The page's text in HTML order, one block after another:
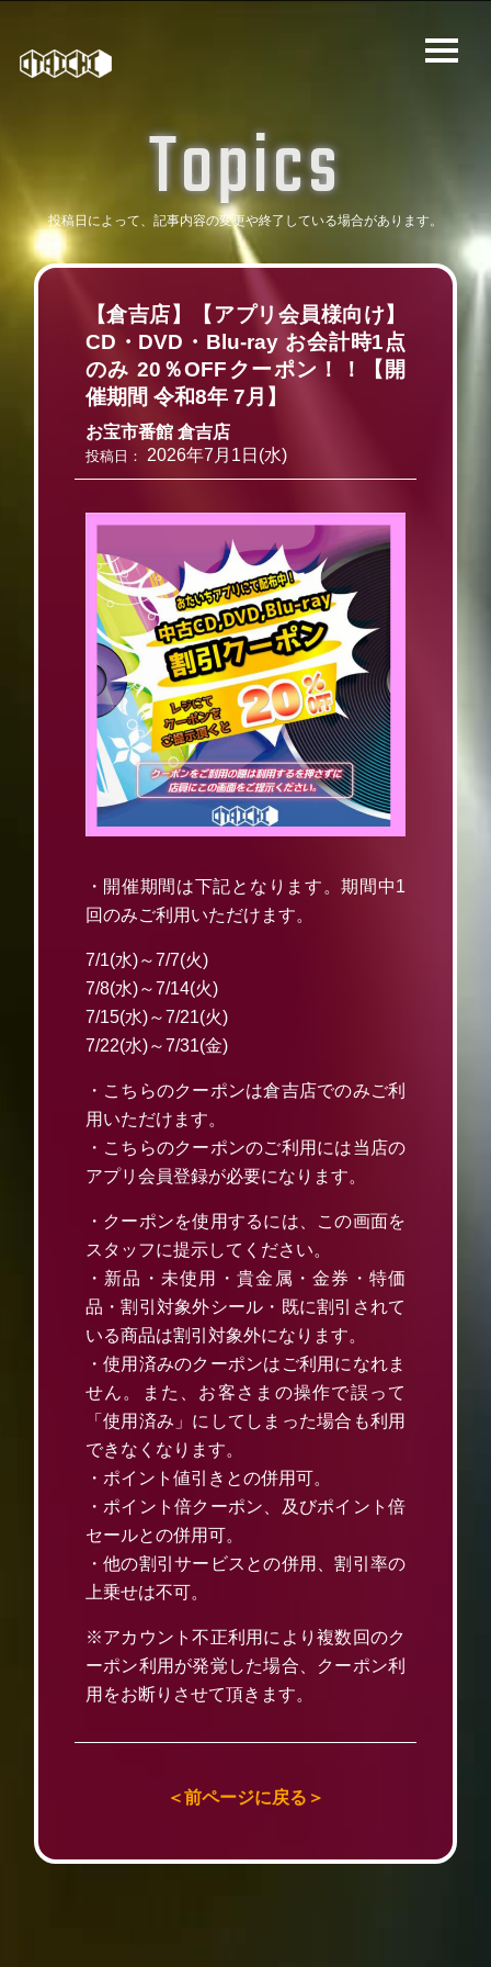
Topics
投稿日によって、記事内容の変更や終了している場合があります。
【倉吉店】【アプリ会員様向け】
CD・DVD・Blu-ray お会計時1点
のみ 20％OFFクーポン！！【開
催期間 令和8年 7月】
お宝市番館 倉吉店
投稿日： 2026年7月1日(水)
・開催期間は下記となります。期間中1
回のみご利用いただけます。
7/1(水)～7/7(火)
7/8(水)～7/14(火)
7/15(水)～7/21(火)
7/22(水)～7/31(金)
・こちらのクーポンは倉吉店でのみご利
用いただけます。
・こちらのクーポンのご利用には当店の
アプリ会員登録が必要になります。
・クーポンを使用するには、この画面を
スタッフに提示してください。
・新品・未使用・貴金属・金券・特価
品・割引対象外シール・既に割引されて
いる商品は割引対象外になります。
・使用済みのクーポンはご利用になれま
せん。また、お客さまの操作で誤って
「使用済み」にしてしまった場合も利用
できなくなります。
・ポイント値引きとの併用可。
・ポイント倍クーポン、及びポイント倍
セールとの併用可。
・他の割引サービスとの併用、割引率の
上乗せは不可。
※アカウント不正利用により複数回のク
ーポン利用が発覚した場合、クーポン利
用をお断りさせて頂きます。
＜前ページに戻る＞